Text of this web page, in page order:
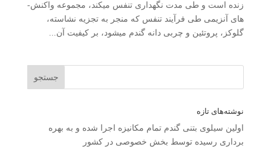
زنده است و طی مدت نگهداری تنفس می­کند، مجموعه واکنش­
های آنزیمی طی فرآیند تنفس که منجر به تجزیه نشاسته،
گلوکز، پروتئین و چربی دانه گندم می­شود، بر کیفیت آن...
نوشته‌های تازه
اولین سیلوی بتنی گندم تمام مکانیزه اجرا شده و به بهره
برداری رسیده توسط بخش خصوصی در کشور